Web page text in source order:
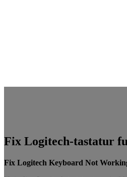
Fix Logitech-tastatur
Fix Logitech Keyboard Not